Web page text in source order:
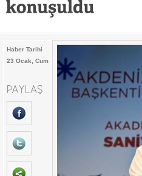
Haber Tarihi
23 Ocak, Cum